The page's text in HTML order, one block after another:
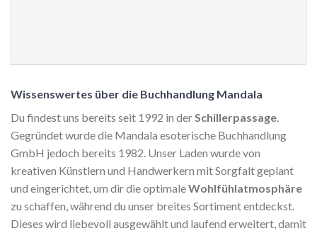
Wissenswertes über die Buchhandlung Mandala
Du findest uns bereits seit 1992 in derSchillerpassage.
Gegründet wurde die Mandala esoterische Buchhandlung
GmbH jedoch bereits 1982. Unser Laden wurde von
kreativen Künstlern und Handwerkern mit Sorgfalt geplant
und eingerichtet, um dir die optimaleWohlfühlatmosphäre
zu schaffen, während du unser breites Sortiment entdeckst.
Dieses wird liebevoll ausgewählt und laufend erweitert, damit